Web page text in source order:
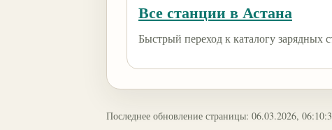
Все станции в Астана
Быстрый переход к каталогу зарядных
Последнее обновление страницы: 06.03.2026,